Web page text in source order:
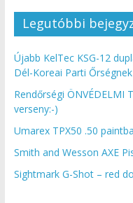
Legutóbbi
Újabb KelTec KSG-12
Dél-Koreai Parti Őrségnek
Rendőrségi ÖNVÉDELMI
verseny:-)
Umarex TPX50 .50
Smith and Wesson AXE
Sightmark G-Shot – red